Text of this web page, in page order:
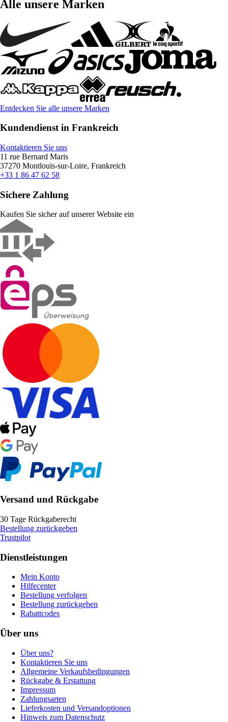
Alle unsere Marken
Entdecken Sie alle unsere Marken
Kundendienst in Frankreich
Kontaktieren Sie uns
11 rue Bernard Maris
37270 Montlouis-sur-Loire, Frankreich
+33 1 86 47 62 58
Sichere Zahlung
Kaufen Sie sicher auf unserer Website ein
Versand und Rückgabe
30 Tage Rückgaberecht
Bestellung zurückgeben
Trustpilot
Dienstleistungen
Mein Konto
Hilfecenter
Bestellung verfolgen
Bestellung zurückgeben
Rabattcodes
Über uns
Über uns?
Kontaktieren Sie uns
Allgemeine Verkaufsbedingungen
Rückgabe & Erstattung
Impressum
Zahlungsarten
Lieferkosten und Versandoptionen
Hinweis zum Datenschutz